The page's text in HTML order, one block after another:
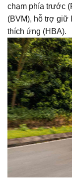
chạm phía trước
(BVM), hỗ trợ giữ
thích ứng (HBA).